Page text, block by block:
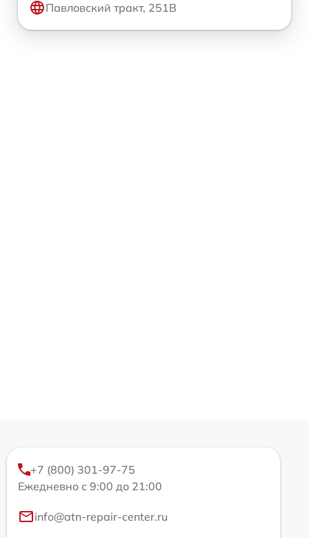
Павловский тракт, 251В
+7 (800) 301-97-75
Ежедневно с 9:00 до 21:00
info@atn-repair-center.ru